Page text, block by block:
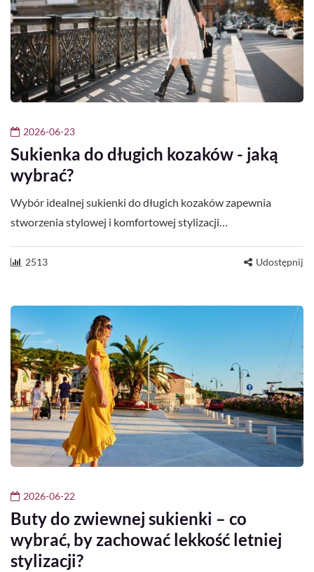
2026-06-23
Sukienka do długich kozaków - jaką
wybrać?
Wybór idealnej sukienki do długich kozaków zapewnia
stworzenia stylowej i komfortowej stylizacji…
2513 Udostępnij
2026-06-22
Buty do zwiewnej sukienki – co
wybrać, by zachować lekkość letniej
stylizacji?